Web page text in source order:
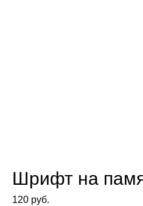
Шрифт на
120 руб.